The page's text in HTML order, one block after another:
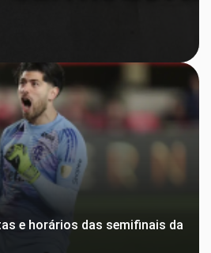
e horários das semifinais da